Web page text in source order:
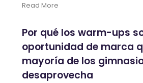
Read More
Por qué los warm-ups
oportunidad de marca
mayoría de los
desaprovecha